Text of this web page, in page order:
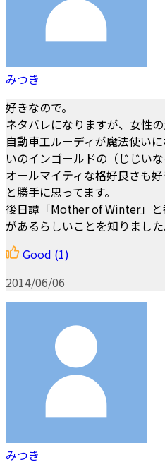
みつき
好きなので。
ネタバレになりますが、女性
自動車工ルーディが魔法使い
いのインゴールドの（じじい
オールマイティな格好良さも
と勝手に思ってます。
後日譚「Mother of Winter」と
があるらしいことを知りまし
Good (1)
2014/06/06
みつき